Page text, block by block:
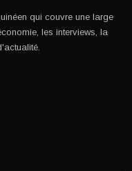
qui couvre une large
les interviews, la